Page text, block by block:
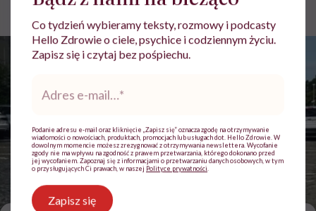
Aktualizacja:03.08.2026 12:31
łuszczycy / Zdjęcie: archiwum prywatne
Co tydzień wybieramy teksty, rozmowy i podcasty
Hello Zdrowie o ciele, psychice i codziennym życiu.
Zapisz się i czytaj bez pośpiechu.
*
Podanie adresu e-mail oraz kliknięcie „Zapisz się” oznacza zgodę na otrzymywanie
wiadomości o nowościach, produktach, promocjach lub usługach dot. Hello Zdrowie. W
dowolnym momencie możesz zrezygnować z otrzymywania newslettera. Wycofanie
zgody nie ma wpływu na zgodność z prawem przetwarzania, którego dokonano przed
jej wycofaniem. Zapoznaj się z informacjami o przetwarzaniu danych osobowych, w tym
o przysługujących Ci prawach, w naszej Polityce prywatności
Zapisz się